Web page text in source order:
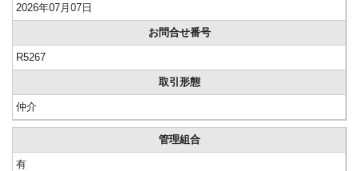
2026年07月07日
お問合せ番号
R5267
取引形態
仲介
管理組合
有